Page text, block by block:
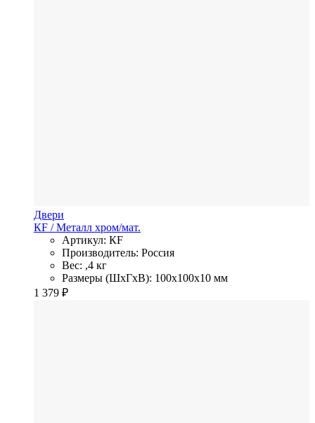
Двери
КF / Металл хром/мат.
Артикул: КF
Производитель: Россия
Вес: ,4 кг
Размеры (ШхГхВ): 100x100x10 мм
1 379 ₽